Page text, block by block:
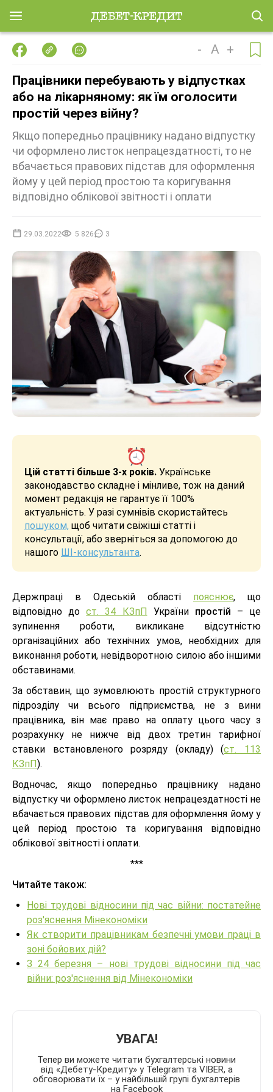
- A +
Працівники перебувають у відпустках
або на лікарняному: як їм оголосити
простій через війну?
Якщо попередньо працівнику надано відпустку
чи оформлено листок непрацездатності, то не
вбачається правових підстав для оформлення
йому у цей період простою та коригування
відповідно облікової звітності і оплати
29.03.2022 5 826 3
Цій статті більше 3-х років. Українське
законодавство складне і мінливе, тож на даний
момент редакція не гарантує її 100%
актуальність. У разі сумнівів скористайтесь
пошуком, щоб читати свіжіші статті і
консультації, або зверніться за допомогою до
нашого ШІ-консультанта.
Держпрацi в Одеськiй областi пояснює, що
відповідно дост. 34 КЗпП України простій – це
зупинення роботи, викликане відсутністю
організаційних або технічних умов, необхідних для
виконання роботи, невідворотною силою або іншими
обставинами.
За обставин, що зумовлюють простій структурного
підрозділу чи всього підприємства, не з вини
працівника, він має право на оплату цього часу з
розрахунку не нижче від двох третин тарифної
ставки встановленого розряду (окладу) (ст. 113
КЗпП).
Водночас, якщо попередньо працівнику надано
відпустку чи оформлено листок непрацездатності не
вбачається правових підстав для оформлення йому у
цей період простою та коригування відповідно
облікової звітності і оплати.
***
Читайте також:
Нові трудові відносини під час війни: постатейне
роз'яснення Мінекономіки
Як створити працівникам безпечні умови праці в
зоні бойових дій?
З 24 березня – нові трудові відносини під час
війни: роз'яснення від Мінекономіки
УВАГА!
Тепер ви можете читати бухгалтерські новини
від «Дебету-Кредиту» у Telegram та VIBER, а
обговорювати їх – у найбільшій групі бухгалтерів
на Facebook